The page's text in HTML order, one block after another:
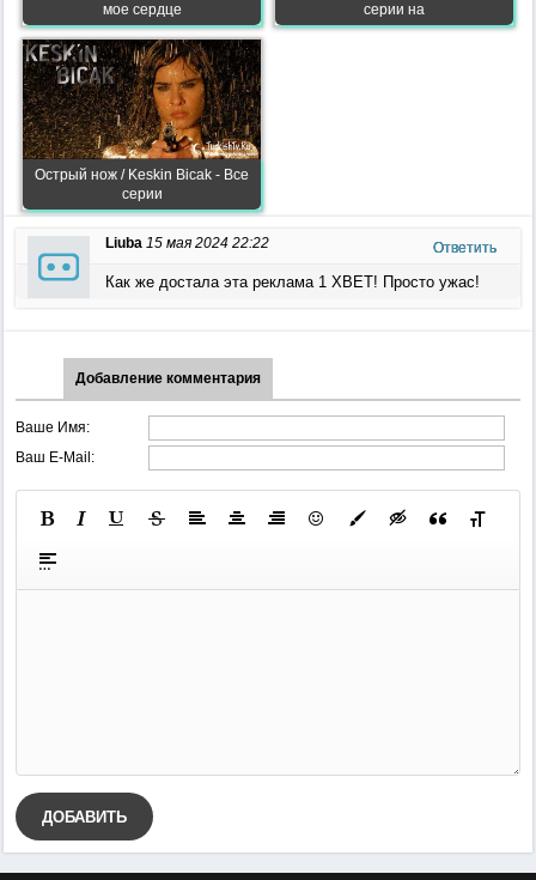
мое сердце
серии на
Острый нож / Keskin Bicak - Все
серии
Liuba 15 мая 2024 22:22 Ответить
Как же достала эта реклама 1 ХВЕТ! Просто ужас!
Добавление комментария
Ваше Имя:
Ваш E-Mail:
ДОБАВИТЬ